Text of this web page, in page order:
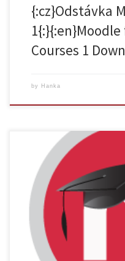
{:cz}Odstávka
Courses 1
by Hanka
{:cz} Odpovědi nejen na tyto
manuálech pro práci se
as a teacher in a Moodle
setting requirements and
completed, Moodle shows the